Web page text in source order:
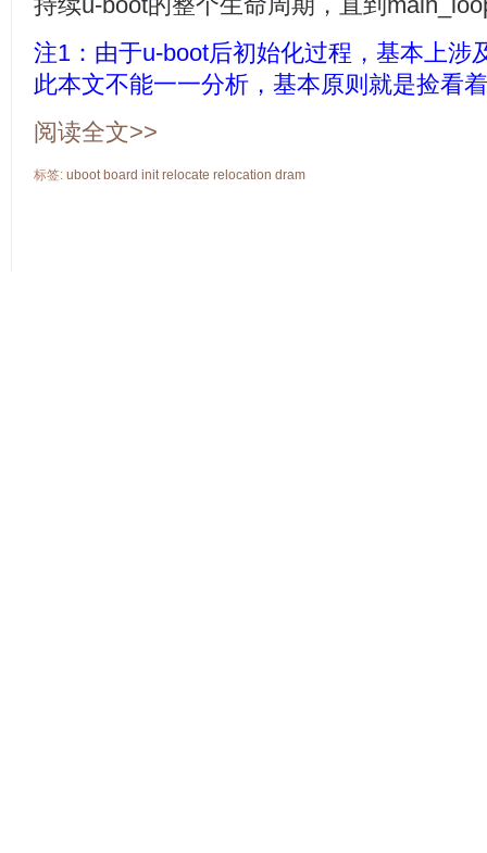
注1：由于u-boot后初始化过程，基本上涉
此本文不能一一分析，基本原则就是捡看
阅读全文>>
标签: uboot board init relocate relocation dram